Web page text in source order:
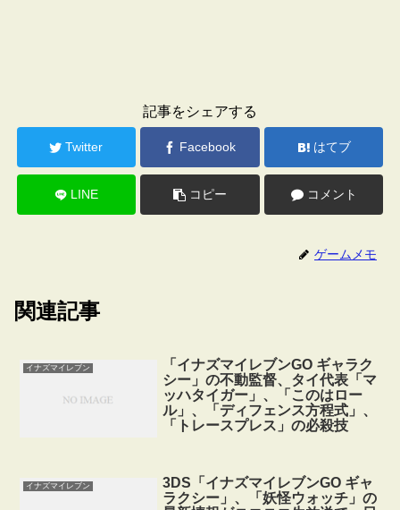
記事をシェアする
Twitter Facebook はてブ
LINE コピー コメント
ゲームメモ
関連記事
イナズマイレブン
「イナズマイレブンGO ギャラク
シー」の不動監督、タイ代表「マ
ッハタイガー」、「このはロー
ル」、「ディフェンス方程式」、
「トレースプレス」の必殺技
イナズマイレブン
3DS「イナズマイレブンGO ギャ
ラクシー」、「妖怪ウォッチ」の